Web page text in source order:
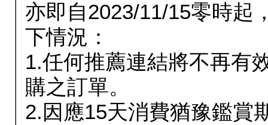
亦即自2023/11/15零時起
下情況：
1.任何推薦連結將不再有
購之訂單。
2.因應15天消費猶豫鑑賞